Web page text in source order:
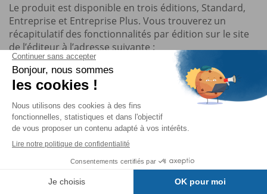
Le produit est disponible en trois éditions, Standard,
Entreprise et Entreprise Plus. Vous trouverez un
récapitulatif des fonctionnalités par édition sur le site
de l’éditeur à l’adresse suivante :
https://www.veeam.com/fr/vm-backup-recovery-
replication-software.html
Pour tester le logiciel, vous devrez créer un compte sur
le site de l’éditeur. Une fois connecté, rendez-vous sur
la pageTéléchargementset sélectionnez le lien du
produitVeeam Backup & Replication for VMware...
Vous lisez des
extraits du livre.
Table des matières